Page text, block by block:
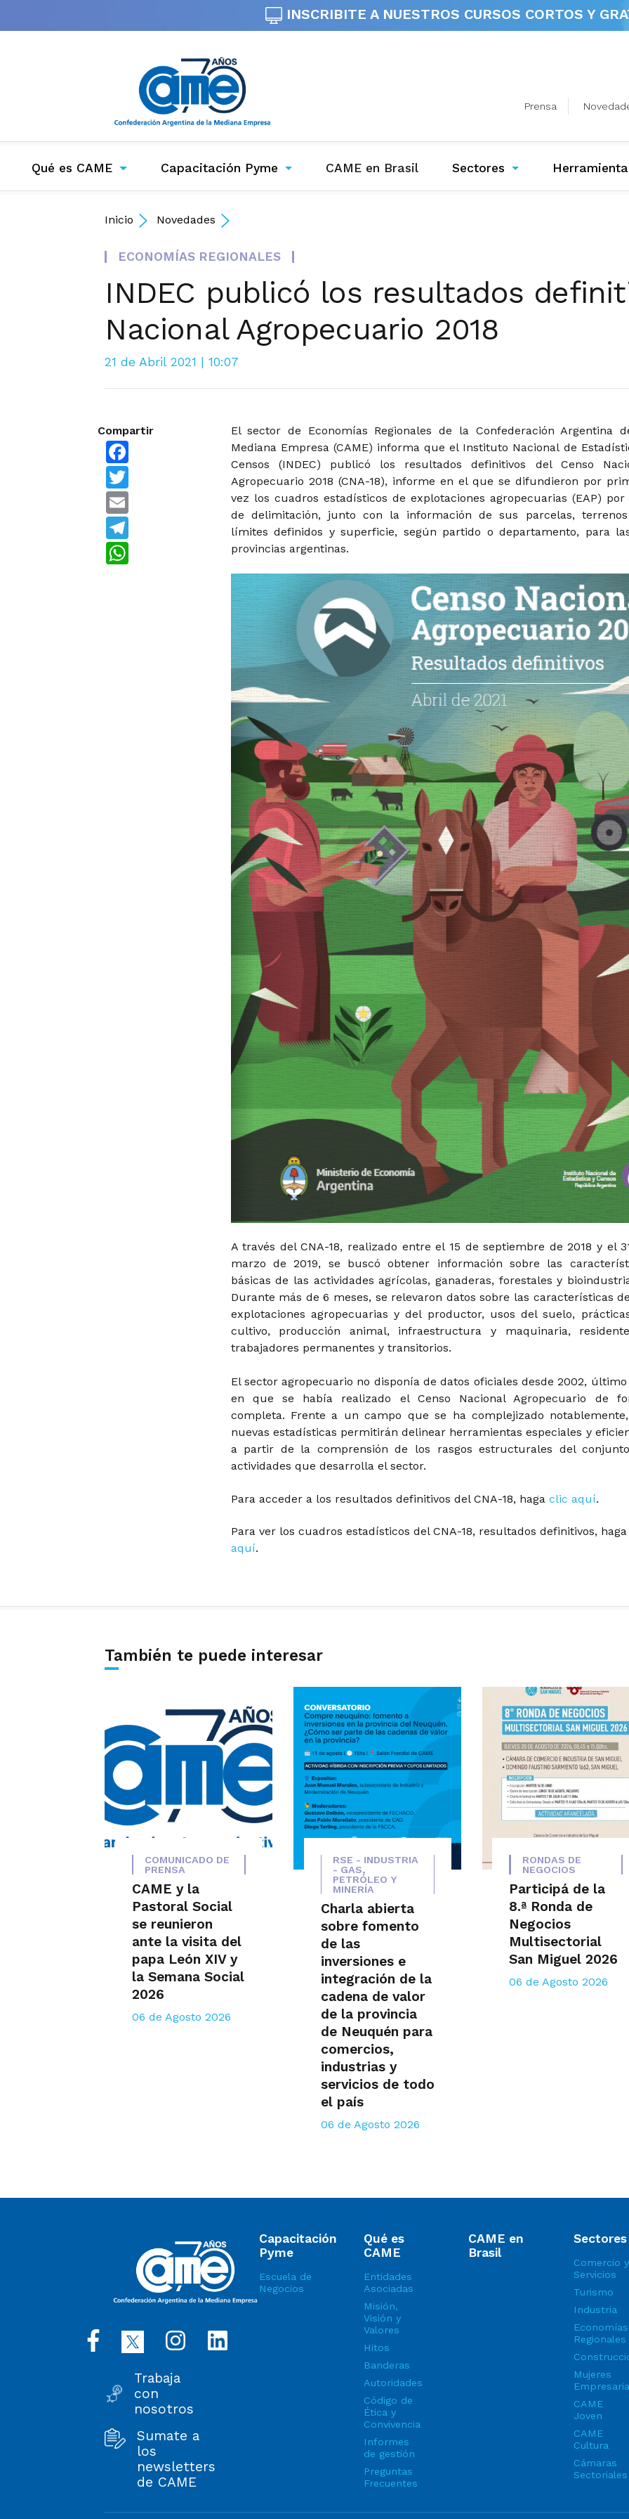
INSCRIBITE A NUESTROS CURSOS CORTOS Y
Prensa
Qué es CAME Capacitación Pyme CAME en Brasil(current)Sectores
Inicio Novedades
ECONOMÍAS REGIONALES
INDEC publicó los resultados
Nacional Agropecuario 2018
21 de Abril 2021 | 10:07
Compartir
El sector de Economías Regionales de la Confederación Argentina
Mediana Empresa (CAME) informa que el Instituto Nacional de
Censos (INDEC) publicó los resultados definitivos del Censo
Agropecuario 2018 (CNA-18), informe en el que se difundieron por
vez los cuadros estadísticos de explotaciones agropecuarias (EAP) por
de delimitación, junto con la información de sus parcelas,
límites definidos y superficie, según partido o departamento, para
provincias argentinas.
A través del CNA-18, realizado entre el 15 de septiembre de 2018 y el
marzo de 2019, se buscó obtener información sobre las
básicas de las actividades agrícolas, ganaderas, forestales y
Durante más de 6 meses, se relevaron datos sobre las características
explotaciones agropecuarias y del productor, usos del suelo,
cultivo, producción animal, infraestructura y maquinaria,
trabajadores permanentes y transitorios.
El sector agropecuario no disponía de datos oficiales desde 2002, último
en que se había realizado el Censo Nacional Agropecuario de
completa. Frente a un campo que se ha complejizado
nuevas estadísticas permitirán delinear herramientas especiales y
a partir de la comprensión de los rasgos estructurales del
actividades que desarrolla el sector.
Para acceder a los resultados definitivos del CNA-18, haga clic aquí.
Para ver los cuadros estadísticos del CNA-18, resultados definitivos,
aquí.
También te puede interesar
COMUNICADO DE
PRENSA
CAME y la
Pastoral Social
se reunieron
ante la visita del
papa León XIV y
la Semana Social
2026
06 de Agosto 2026
RSE - INDUSTRIA
- GAS,
PETRÓLEO Y
MINERÍA
Charla abierta
sobre fomento
de las
inversiones e
integración de la
cadena de valor
de la provincia
de Neuquén para
comercios,
industrias y
servicios de todo
el país
06 de Agosto 2026
RONDAS DE
NEGOCIOS
Participá de la
8.ª Ronda de
Negocios
Multisectorial
San Miguel 2026
06 de Agosto 2026
Trabaja
con
nosotros
Sumate a
los
newsletters
de CAME
Capacitación
Pyme
Escuela de
Negocios
Qué es
CAME
Entidades
Asociadas
Misión,
Visión y
Valores
Hitos
Banderas
Autoridades
Código de
Ética y
Convivencia
Informes
de gestión
Preguntas
Frecuentes
CAME en
Brasil
Sectores
Comercio y
Servicios
Turismo
Industria
Economías
Regionales
Mujeres
CAME
Joven
CAME
Cultura
Cámaras
Sectoriales